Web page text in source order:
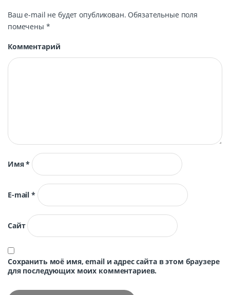
Ваш e-mail не будет опубликован. Обязательные поля
помечены *
Комментарий
Имя*
E-mail*
Сайт
Сохранить моё имя, email и адрес сайта в этом браузере
для последующих моих комментариев.